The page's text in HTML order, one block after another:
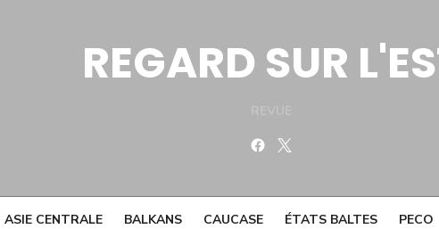
REGARD SUR
Facebook
ASIE CENTRALE BALKANS CAUCASE ÉTATS BALTES PECO